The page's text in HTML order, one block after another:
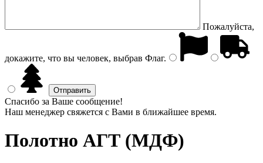
Пожалуйста,
докажите, что вы человек, выбрав Флаг.
Спасибо за Ваше сообщение!
Наш менеджер свяжется с Вами в ближайшее время.
Полотно АГТ (МДФ)